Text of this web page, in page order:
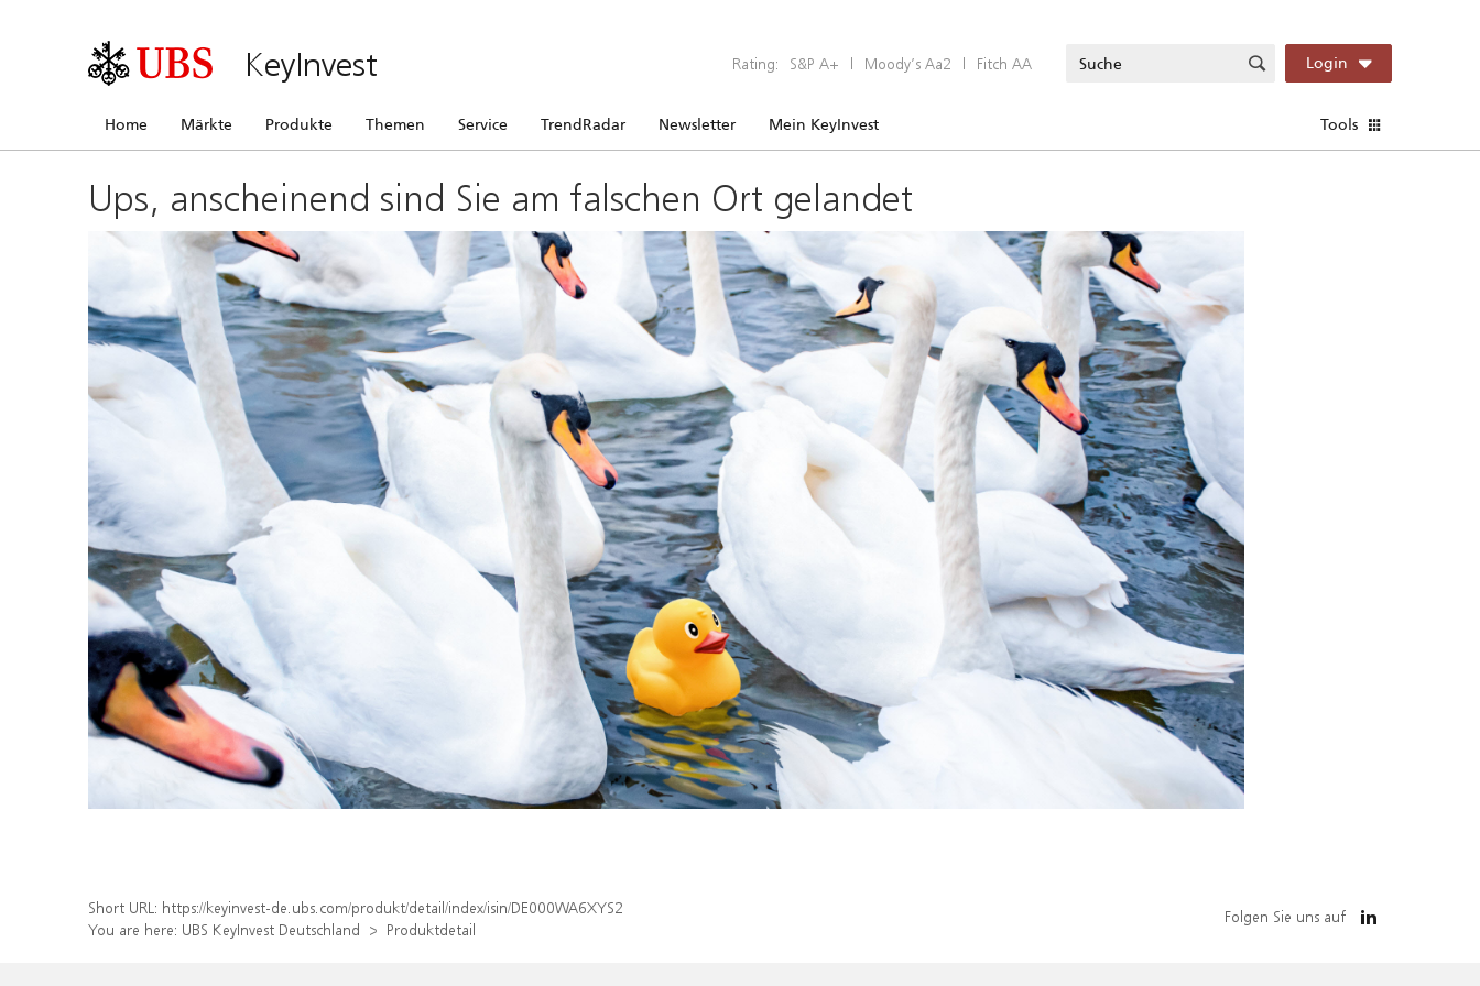
KeyInvest Rating: S&P A+ | Moody’s Aa2 | Fitch AA Login
Home Märkte Produkte Themen Service TrendRadar Newsletter Mein KeyInvest Tools
Ups, anscheinend sind Sie am falschen Ort gelandet
Short URL: https://keyinvest-de.ubs.com/produkt/detail/index/isin/DE000WA6XYS2
You are here: UBS KeyInvest Deutschland Produktdetail
Folgen Sie uns auf